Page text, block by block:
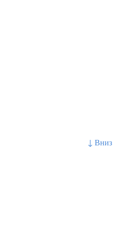
↓ Вниз